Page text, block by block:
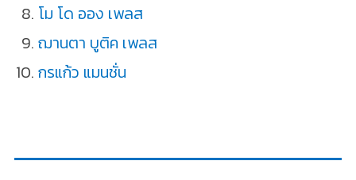
โม โด ออง เพลส
ฌานตา บูติค เพลส
กรแก้ว แมนชั่น